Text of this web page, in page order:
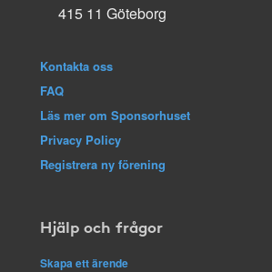
415 11 Göteborg
Kontakta oss
FAQ
Läs mer om Sponsorhuset
Privacy Policy
Registrera ny förening
Hjälp och frågor
Skapa ett ärende